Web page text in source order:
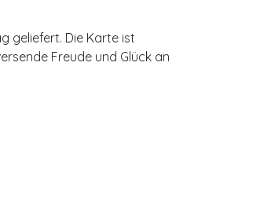
geliefert. Die Karte ist
Freude und Glück an